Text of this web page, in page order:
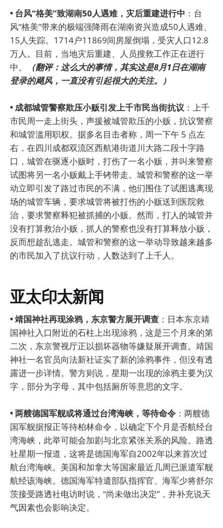
• 台风“格美”致湖南50人遇难，灾后重建进行中 ：台
风“格美”带来的极端强降雨在湖南资兴造成50人遇难、
15人失踪。1714户11869间房屋倒塌，受灾人口12.8
万人。目前，当地灾后重建、人员搜救工作正在进行
中。
（翻评：这么大的事情，其实这是8月1日在湖南
登录的飓风，一直没有引起很大的关注。）
• 成都城管警察欺压小贩引发上千市民当街抗议 ：上千
市民周一走上街头，声援被城管欺压的小贩，抗议警察
和城管滥用职权。据多名目击者称，周一下午 5 点左
右，在四川成都双流区西航港街道川大路二段十字路
口，城管在驱逐小贩时，打伤了一名小贩，并叫来警察
试图将另一名小贩戴上手铐带走。城管和警察的这一举
动立即引发了路过市民的不满，他们围住了试图逃离现
场的城管车辆，要求城管将被打伤的小贩送到医院救
治，要求警察释犯被抓捕的小贩。然而，打人的城管并
没有打算救治小贩，抓人的警察也没有打算释放小贩，
反而想趁乱逃走。城管和警察的这一举动导致越来越多
的市民加入了抗议行动，人数达到了上千人。
亚太印太新闻
• 靖国神社再现涂鸦，东京警方展开调查 ：日本东京靖
国神社入口附近的石柱上出现涂鸦，这是三个月来的第
二次，东京警视厅正以损坏器物等嫌疑展开调查。靖国
神社一名官员向法新社证实了新的涂鸦事件，但没有透
露进一步详情。警方则说，星期一出现的涂鸦主要为汉
字，部分为字母，其中包括厕所等意思的文字。
• 两艘德国军舰或将通过台湾海峡，等待命令 ：两艘德
国军舰据报正等待柏林命令，以确定下个月是否航经台
湾海峡，此举可能会加剧与北京紧张关系的风险。路透
社星期一报道，这将是德国海军自2002年以来首次过
航台湾海峡。美国和加拿大等国家最近几周已派遣军舰
航经该海峡。德国海军特遣部队指挥官、海军少将舒尔
茨接受路透社电访时说，“尚未做出决定”，并补充说天
气因素也会影响决定。